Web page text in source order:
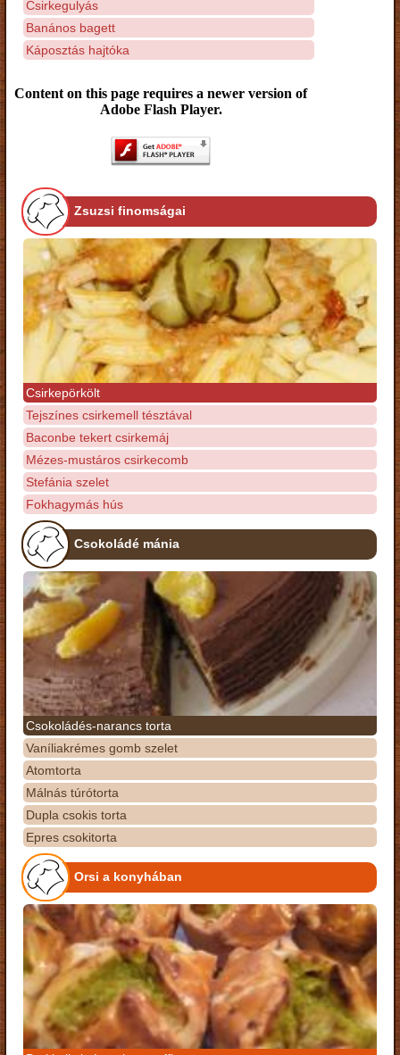
Csirkegulyás
Banános bagett
Káposztás hajtóka
Content on this page requires a newer version of
Adobe Flash Player.
Zsuzsi finomságai
Csirkepörkölt
Tejszínes csirkemell tésztával
Baconbe tekert csirkemáj
Mézes-mustáros csirkecomb
Stefánia szelet
Fokhagymás hús
Csokoládé mánia
Csokoládés-narancs torta
Vaníliakrémes gomb szelet
Atomtorta
Málnás túrótorta
Dupla csokis torta
Epres csokitorta
Orsi a konyhában